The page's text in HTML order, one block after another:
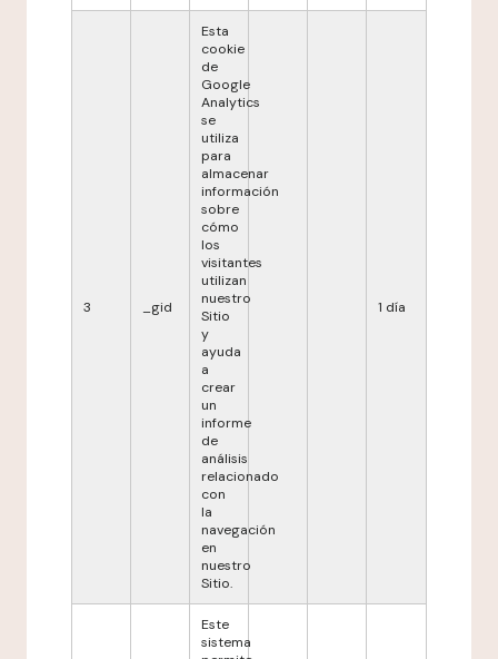
3 _gid
Esta
cookie
de
Google
Analytics
se
utiliza
para
almacenar
información
sobre
cómo
los
visitantes
utilizan
nuestro
Sitio
y
ayuda
a
crear
un
informe
de
análisis
relacionado
con
la
navegación
en
nuestro
Sitio.
1 día
Este
sistema